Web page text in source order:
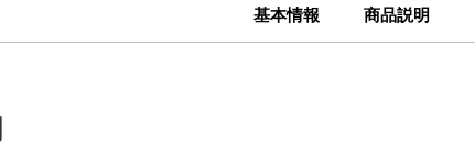
基本情報 商品説明